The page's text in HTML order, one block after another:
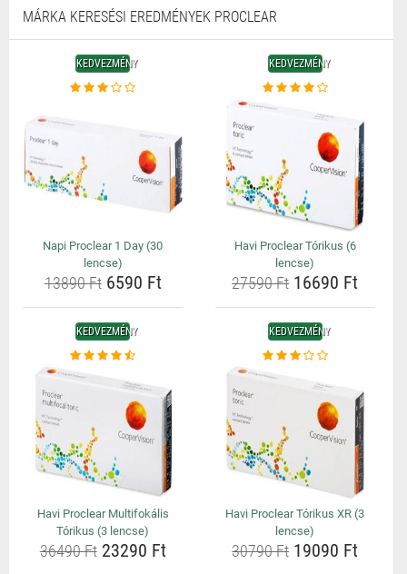
MÁRKA KERESÉSI EREDMÉNYEK PROCLEAR
KEDVEZMÉNY
Napi Proclear 1 Day (30
lencse)
13890 Ft6590 Ft
KEDVEZMÉNY
Havi Proclear Tórikus (6
lencse)
27590 Ft16690 Ft
KEDVEZMÉNY
Havi Proclear Multifokális
Tórikus (3 lencse)
36490 Ft23290 Ft
KEDVEZMÉNY
Havi Proclear Tórikus XR (3
lencse)
30790 Ft19090 Ft